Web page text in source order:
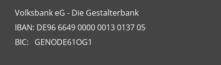
Volksbank eG - Die Gestalterbank
IBAN: DE96 6649 0000 0013 0137 05
BIC: GENODE61OG1